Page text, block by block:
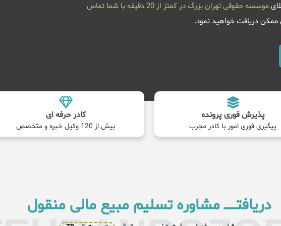
موسسه حقوقی تهران بزرگ در کمتز از 20 دقیقه با شما تماس
ممکن دریافت خواهید نمود.
پذیرش فوری پرونده
پیگیری فوری امور با کادر مجرب
کادر حرفه ای
بیش از 120 وکیل خبره و متخصص
دریافتــــــ مشاوره تسلیم مبیع مالی منقول